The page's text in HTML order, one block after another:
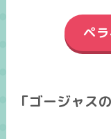
ペ
「ゴージャス